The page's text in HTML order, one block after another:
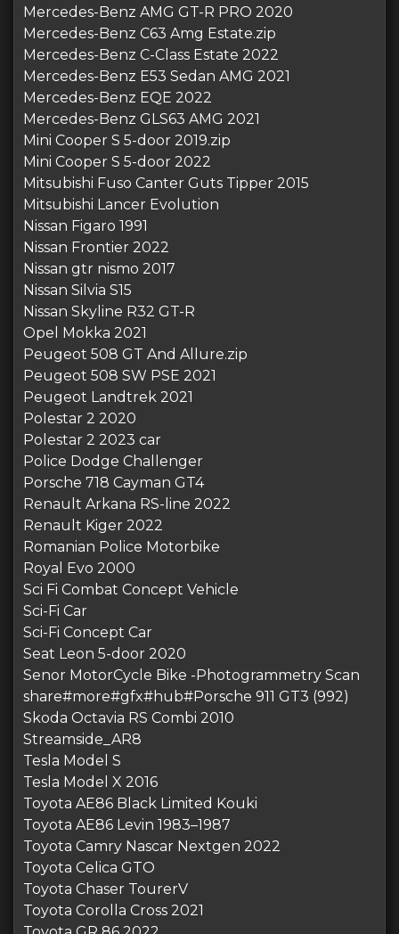
Mercedes-Benz AMG GT-R PRO 2020
Mercedes-Benz C63 Amg Estate.zip
Mercedes-Benz C-Class Estate 2022
Mercedes-Benz E53 Sedan AMG 2021
Mercedes-Benz EQE 2022
Mercedes-Benz GLS63 AMG 2021
Mini Cooper S 5-door 2019.zip
Mini Cooper S 5-door 2022
Mitsubishi Fuso Canter Guts Tipper 2015
Mitsubishi Lancer Evolution
Nissan Figaro 1991
Nissan Frontier 2022
Nissan gtr nismo 2017
Nissan Silvia S15
Nissan Skyline R32 GT-R
Opel Mokka 2021
Peugeot 508 GT And Allure.zip
Peugeot 508 SW PSE 2021
Peugeot Landtrek 2021
Polestar 2 2020
Polestar 2 2023 car
Police Dodge Challenger
Porsche 718 Cayman GT4
Renault Arkana RS-line 2022
Renault Kiger 2022
Romanian Police Motorbike
Royal Evo 2000
Sci Fi Combat Concept Vehicle
Sci-Fi Car
Sci-Fi Concept Car
Seat Leon 5-door 2020
Senor MotorCycle Bike -Photogrammetry Scan
share#more#gfx#hub#Porsche 911 GT3 (992)
Skoda Octavia RS Combi 2010
Streamside_AR8
Tesla Model S
Tesla Model X 2016
Toyota AE86 Black Limited Kouki
Toyota AE86 Levin 1983–1987
Toyota Camry Nascar Nextgen 2022
Toyota Celica GTO
Toyota Chaser TourerV
Toyota Corolla Cross 2021